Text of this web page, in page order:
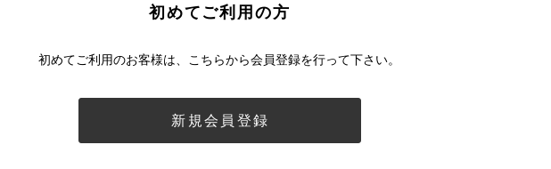
初めてご利用の方
初めてご利用のお客様は、こちらから会員登録を行って下さい。
新規会員登録